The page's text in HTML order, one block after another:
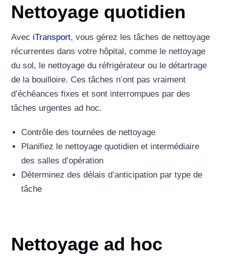
Nettoyage quotidien
Avec iTransport, vous gérez les tâches de nettoyage
récurrentes dans votre hôpital, comme le nettoyage
du sol, le nettoyage du réfrigérateur ou le détartrage
de la bouilloire. Ces tâches n’ont pas vraiment
d’échéances fixes et sont interrompues par des
tâches urgentes ad hoc.
Contrôle des tournées de nettoyage
Planifiez le nettoyage quotidien et intermédiaire
des salles d’opération
Déterminez des délais d’anticipation par type de
tâche
Nettoyage ad hoc